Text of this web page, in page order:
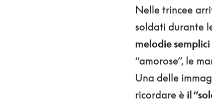
Nelle trincee
soldati durante
melodie semplici
“amorose”, le
Una delle
ricordare è il